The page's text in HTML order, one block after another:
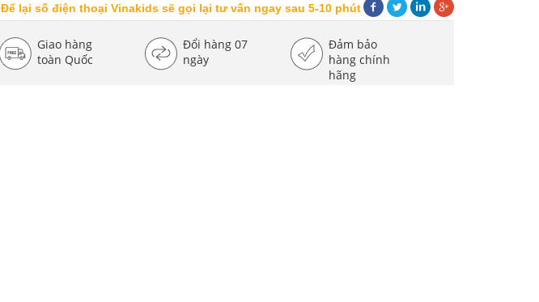
Để lại số điện thoại Vinakids sẽ gọi lại tư vấn ngay sau 5-10 phút
Giao hàng
toàn Quốc
Đổi hàng 07
ngày
Đảm bảo
hàng chính
hãng